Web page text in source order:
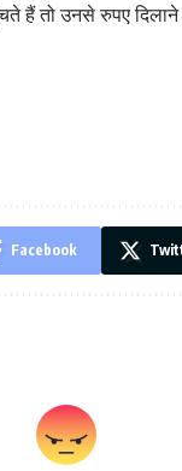
तो उनसे रुपए
Facebook